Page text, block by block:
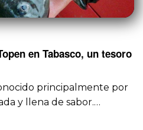
en Tabasco, un tesoro
principalmente por
y llena de sabor.…